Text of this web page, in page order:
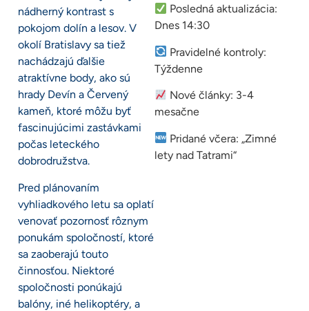
nádherný kontrast s
pokojom dolín a lesov. V
okolí Bratislavy sa tiež
nachádzajú ďalšie
atraktívne body, ako sú
hrady Devín a Červený
kameň, ktoré môžu byť
fascinujúcimi zastávkami
počas leteckého
dobrodružstva.
Pred plánovaním
vyhliadkového letu sa oplatí
venovať pozornosť rôznym
ponukám spoločností, ktoré
sa zaoberajú touto
činnosťou. Niektoré
spoločnosti ponúkajú
balóny, iné helikoptéry, a
Posledná aktualizácia:
Dnes 14:30
Pravidelné kontroly:
Týždenne
Nové články: 3-4
mesačne
Pridané včera: „Zimné
lety nad Tatrami“